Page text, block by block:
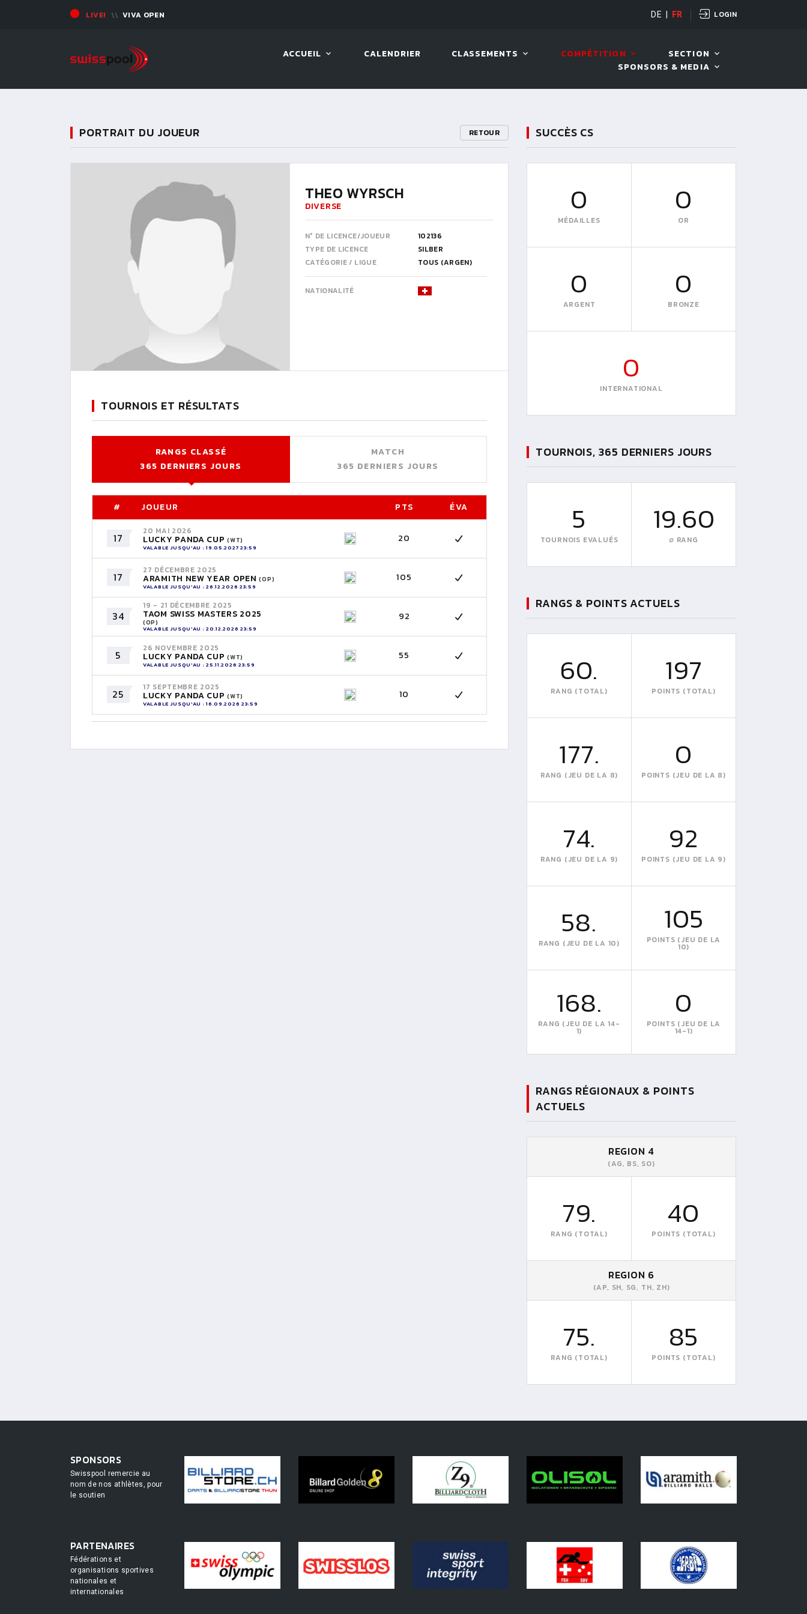
LIVE! VIVA OPEN LIVE! VIVA OPEN
DE FR LOGIN
ACCUEIL CALENDRIER CLASSEMENTS COMPÉTITION
SECTION
SPONSORS & MEDIA
PORTRAIT DU JOUEUR RETOUR
THEO WYRSCH
DIVERSE
N° DE LICENCE/JOUEUR
102136
TYPE DE LICENCE
SILBER
CATÉGORIE / LIGUE
TOUS (ARGEN)
NATIONALITÉ
TOURNOIS ET RÉSULTATS
RANGS CLASSÉ
365 DERNIERS JOURS
MATCH
365 DERNIERS JOURS
# JOUEUR PTS ÉVA
17
20 MAI 2026
LUCKY PANDA CUP(WT)
VALABLE JUSQU'AU : 19.05.2027 23:59
20
17
27 DÉCEMBRE 2025
ARAMITH NEW YEAR OPEN(OP)
VALABLE JUSQU'AU : 26.12.2026 23:59
105
34
19 - 21 DÉCEMBRE 2025
TAOM SWISS MASTERS 2025
(OP)
VALABLE JUSQU'AU : 20.12.2026 23:59
92
5
26 NOVEMBRE 2025
LUCKY PANDA CUP(WT)
VALABLE JUSQU'AU : 25.11.2026 23:59
55
25
17 SEPTEMBRE 2025
LUCKY PANDA CUP(WT)
VALABLE JUSQU'AU : 16.09.2026 23:59
10
SUCCÈS CS
0
MÉDAILLES
0
OR
0
ARGENT
0
BRONZE
0
INTERNATIONAL
TOURNOIS, 365 DERNIERS JOURS
5
TOURNOIS EVALUÉS
19.60
∅ RANG
RANGS & POINTS ACTUELS
60.
RANG (TOTAL)
197
POINTS (TOTAL)
177.
RANG (JEU DE LA 8)
0
POINTS (JEU DE LA 8)
74.
RANG (JEU DE LA 9)
92
POINTS (JEU DE LA 9)
58.
RANG (JEU DE LA 10)
105
POINTS (JEU DE LA
10)
168.
RANG (JEU DE LA 14-
1)
0
POINTS (JEU DE LA
14-1)
RANGS RÉGIONAUX & POINTS
ACTUELS
REGION 4
(AG, BS, SO)
79.
RANG (TOTAL)
40
POINTS (TOTAL)
REGION 6
(AP, SH, SG, TH, ZH)
75.
RANG (TOTAL)
85
POINTS (TOTAL)
SPONSORS
Swisspool remercie au
nom de nos athlètes, pour
le soutien
PARTENAIRES
Fédérations et
organisations sportives
nationales et
internationales